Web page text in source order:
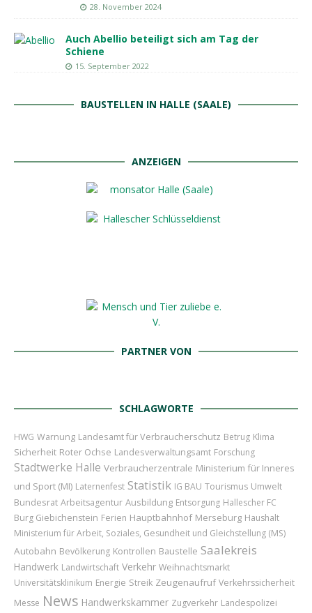
28. November 2024
Auch Abellio beteiligt sich am Tag der
Schiene
15. September 2022
BAUSTELLEN IN HALLE (SAALE)
ANZEIGEN
PARTNER VON
SCHLAGWORTE
HWG Warnung Landesamt für Verbraucherschutz Betrug Klima
Sicherheit Roter Ochse Landesverwaltungsamt Forschung
Stadtwerke Halle Verbraucherzentrale Ministerium für Inneres
und Sport (MI) Laternenfest Statistik IG BAU Tourismus Umwelt
Bundesrat Arbeitsagentur Ausbildung Entsorgung Hallescher FC
Burg Giebichenstein Ferien Hauptbahnhof Merseburg Haushalt
Ministerium für Arbeit, Soziales, Gesundheit und Gleichstellung (MS)
Autobahn Bevölkerung Kontrollen Baustelle Saalekreis
Handwerk Landwirtschaft Verkehr Weihnachtsmarkt
Universitätsklinikum Energie Streik Zeugenaufruf Verkehrssicherheit
Messe News Handwerkskammer Zugverkehr Landespolizei